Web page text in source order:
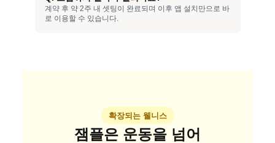
계약 후 약 2주 내 셋팅이 완료되며 이후 앱 설치만으로 바
로 이용할 수 있습니다.
확장되는 웰니스
잼플은 운동을 넘어